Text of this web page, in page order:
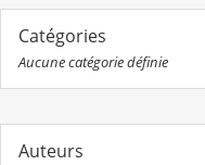
Catégories
Aucune catégorie définie
Auteurs